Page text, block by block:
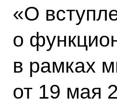
«О
о
в рамках
от 19 мая